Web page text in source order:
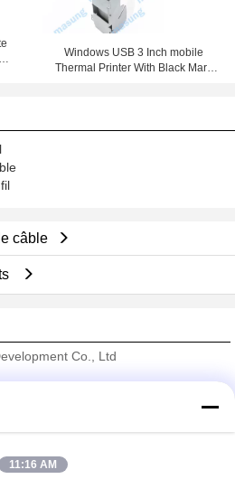
Windows USB 3 Inch mobile
Thermal Printer With Black Mark
câble
Co., Ltd
11:16 AM